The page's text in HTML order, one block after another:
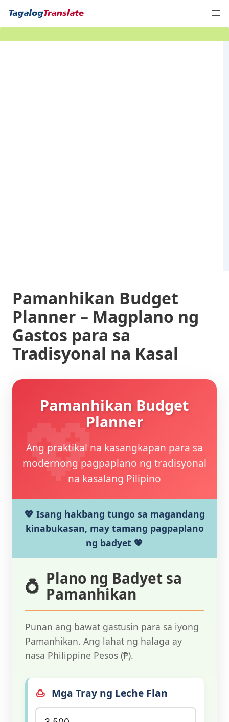
Pamanhikan Budget
Planner – Magplano ng
Gastos para sa
Tradisyonal na Kasal
Pamanhikan Budget
Planner
Ang praktikal na kasangkapan para sa
modernong pagpaplano ng tradisyonal
na kasalang Pilipino
💖 Isang hakbang tungo sa magandang
kinabukasan, may tamang pagpaplano
ng badyet 💖
Plano ng Badyet sa
Pamanhikan
Punan ang bawat gastusin para sa iyong
Pamanhikan. Ang lahat ng halaga ay
nasa Philippine Pesos (₱).
🍮 Mga Tray ng Leche Flan